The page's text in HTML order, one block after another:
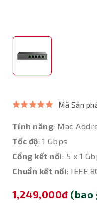
Mã Sản
Tính năng: Mac
Tốc độ: 1 Gbps
Cổng kết nối: 5 x 1
Chuẩn kết nối: IEEE
1,249,000đ (bao